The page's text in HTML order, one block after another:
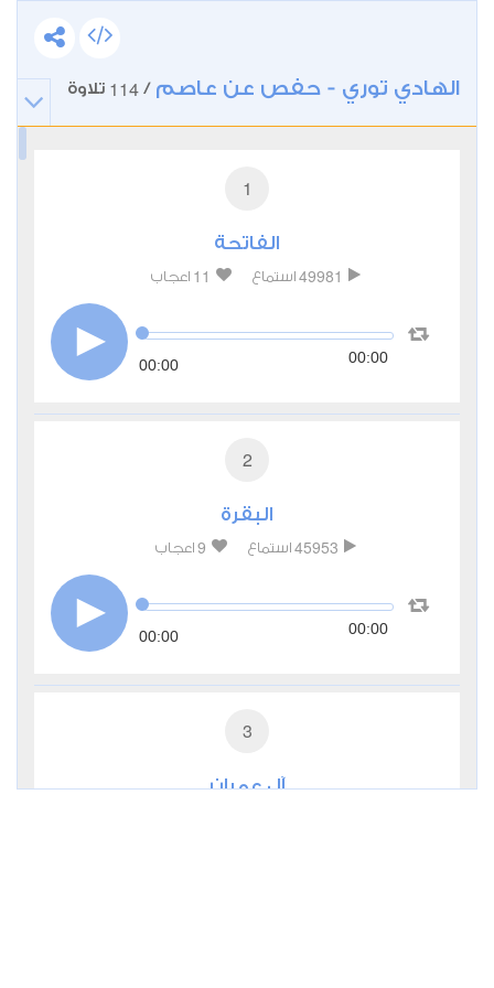
الهادي توري - حفص عن عاصم /
114 تلاوة
1
الفاتحة
49981 استماع 11 اعجاب
00:00 00:00
2
البقرة
45953 استماع 9 اعجاب
00:00 00:00
3
آل عمران